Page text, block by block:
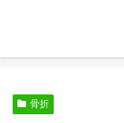
骨折